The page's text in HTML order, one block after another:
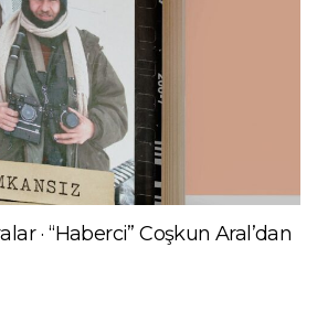
· “Haberci” Coşkun Aral’dan